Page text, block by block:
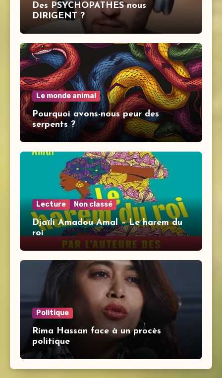
Des PSYCHOPATHES nous
DIRIGENT ?
Le monde animal
Pourquoi avons-nous peur des
serpents ?
Lecture Non classé
Djaïli Amadou Amal – Le harem du
roi
Politique
Rima Hassan face à un procès
politique